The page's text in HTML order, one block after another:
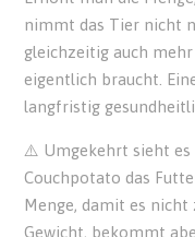
nimmt das Tier nicht
gleichzeitig auch
eigentlich braucht.
langfristig
⚠️ Umgekehrt sieht es
Couchpotato das
Menge, damit es
Gewicht, bekommt